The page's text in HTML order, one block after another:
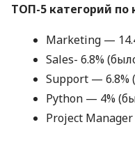
ТОП-5 категорий
Marketing —
Sales- 6.8%
Support — 6.8%
Python — 4%
Project